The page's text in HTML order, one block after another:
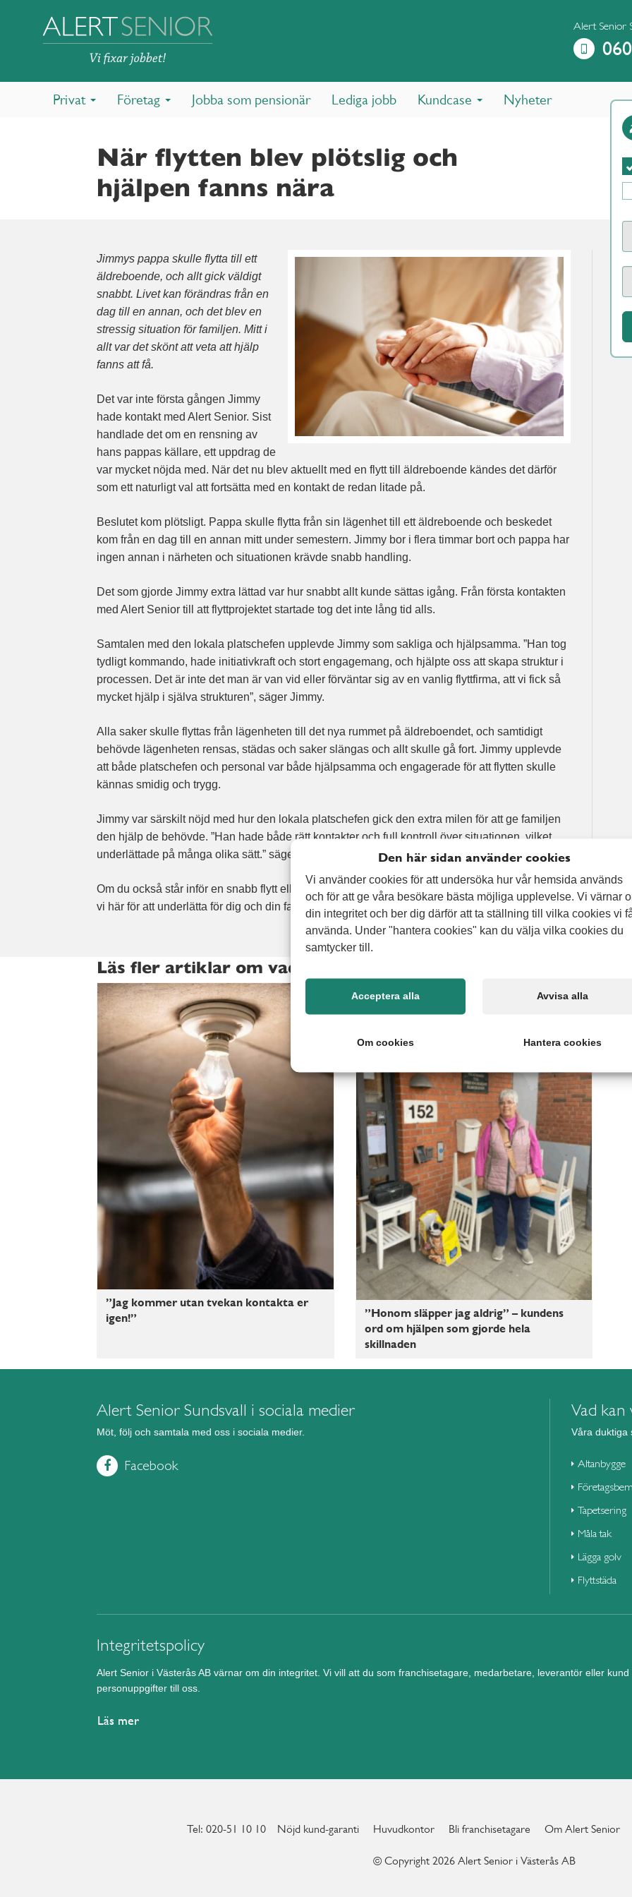
Alert Senior
Privat Företag Jobba som pensionär Lediga jobb Kundcase Nyheter
När flytten blev plötslig och
hjälpen fanns nära
Jimmys pappa skulle flytta till ett
äldreboende, och allt gick väldigt
snabbt. Livet kan förändras från en
dag till en annan, och det blev en
stressig situation för familjen. Mitt i
allt var det skönt att veta att hjälp
fanns att få.
Det var inte första gången Jimmy
hade kontakt med Alert Senior. Sist
handlade det om en rensning av
hans pappas källare, ett uppdrag de
var mycket nöjda med. När det nu blev aktuellt med en flytt till äldreboende kändes det därför
som ett naturligt val att fortsätta med en kontakt de redan litade på.
Beslutet kom plötsligt. Pappa skulle flytta från sin lägenhet till ett äldreboende och beskedet
kom från en dag till en annan mitt under semestern. Jimmy bor i flera timmar bort och pappa har
ingen annan i närheten och situationen krävde snabb handling.
Det som gjorde Jimmy extra lättad var hur snabbt allt kunde sättas igång. Från första kontakten
med Alert Senior till att flyttprojektet startade tog det inte lång tid alls.
Samtalen med den lokala platschefen upplevde Jimmy som sakliga och hjälpsamma. ”Han tog
tydligt kommando, hade initiativkraft och stort engagemang, och hjälpte oss att skapa struktur i
processen. Det är inte det man är van vid eller förväntar sig av en vanlig flyttfirma, att vi fick så
mycket hjälp i själva strukturen”, säger Jimmy.
Alla saker skulle flyttas från lägenheten till det nya rummet på äldreboendet, och samtidigt
behövde lägenheten rensas, städas och saker slängas och allt skulle gå fort. Jimmy upplevde
att både platschefen och personal var både hjälpsamma och engagerade för att flytten skulle
kännas smidig och trygg.
Jimmy var särskilt nöjd med hur den lokala platschefen gick den extra milen för att ge familjen
den hjälp de behövde. ”Han hade både rätt kontakter och full kontroll över situationen, vilket
underlättade på många olika sätt.” säger Jimmy.
Om du också står inför en snabb flytt eller behöver hjälp med att rensa, flytta eller städa så finns
vi här för att underlätta för dig och din familj, precis som vi gjorde för Jimmy och hans pappa.
Läs fler artiklar om vad våra kunder tycker
”Jag kommer utan tvekan kontakta er
igen!”
”Honom släpper jag aldrig” – kundens
ord om hjälpen som gjorde hela
skillnaden
Alert Senior Sundsvall i sociala medier
Möt, följ och samtala med oss i sociala medier.
Facebook
Vad kan
Våra duktiga
Altanbygge
Tapetsering
Måla tak
Lägga golv
Flyttstäda
Integritetspolicy
Alert Senior i Västerås AB värnar om din integritet. Vi vill att du som franchisetagare, medarbetare, leverantör eller
personuppgifter till oss.
Läs mer
Tel: 020-51 10 10 Nöjd kund-garanti Huvudkontor Bli franchisetagare Om Alert Senior
© Copyright 2026 Alert Senior i Västerås AB
Den här sidan använder cookies
Vi använder cookies för att undersöka hur vår hemsida används
och för att ge våra besökare bästa möjliga upplevelse. Vi värnar
din integritet och ber dig därför att ta ställning till vilka cookies vi
använda. Under "hantera cookies" kan du välja vilka cookies du
samtycker till.
Acceptera alla Avvisa alla
Om cookies Hantera cookies